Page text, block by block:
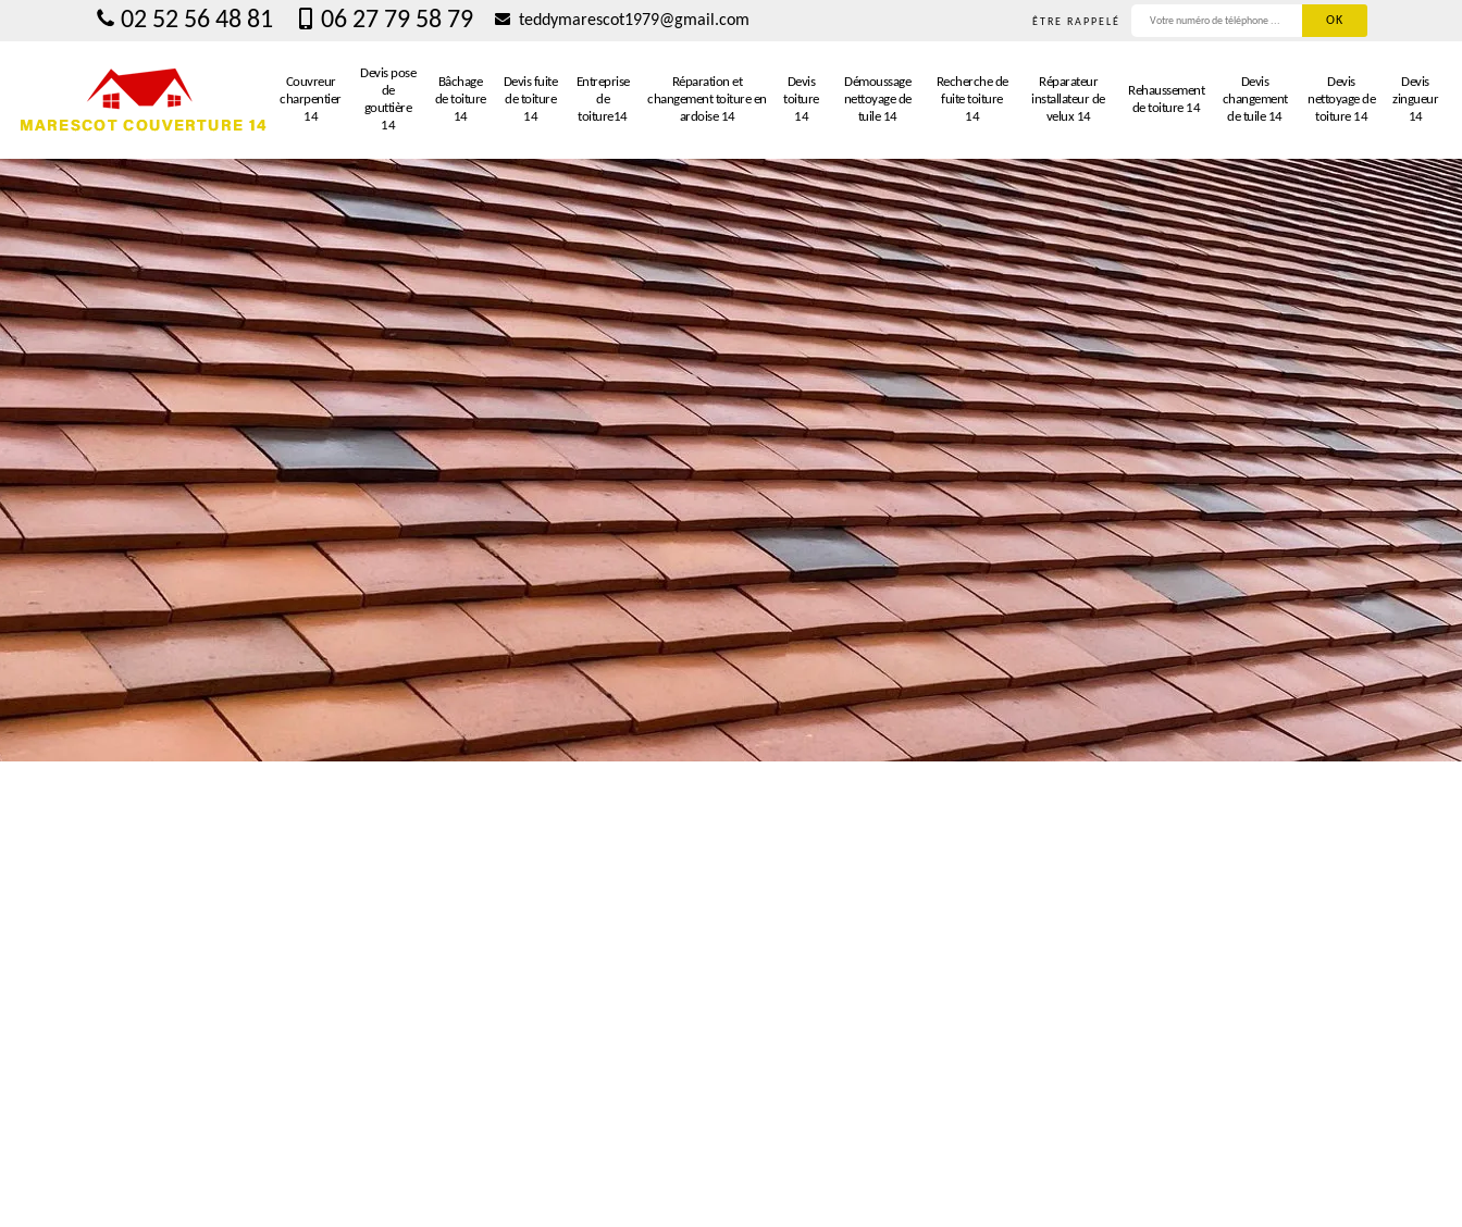
02 52 56 48 81 06 27 79 58 79 teddymarescot1979@gmail.com ÊTRE RAPPELÉ
Couvreur
charpentier
14
Devis pose
de
gouttière
14
Bâchage
de toiture
14
Devis fuite
de toiture
14
Entreprise
de
toiture14
Réparation et
changement toiture en
ardoise 14
Devis
toiture
14
Démoussage
nettoyage de
tuile 14
Recherche de
fuite toiture
14
Réparateur
installateur de
velux 14
Rehaussement
de toiture 14
Devis
changement
de tuile 14
Devis
nettoyage de
toiture 14
Devis
zingueur
14